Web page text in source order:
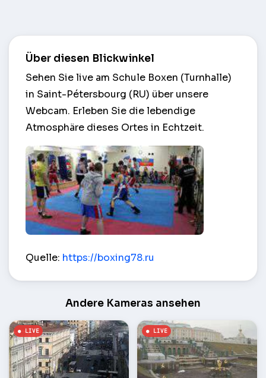
Über diesen Blickwinkel
Sehen Sie live am Schule Boxen (Turnhalle)
in Saint-Pétersbourg (RU) über unsere
Webcam. Erleben Sie die lebendige
Atmosphäre dieses Ortes in Echtzeit.
Quelle: https://boxing78.ru
Andere Kameras ansehen